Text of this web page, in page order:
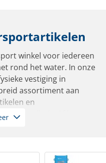
winkel voor iedereen
rond het water. In onze
vestiging in
assortiment aan
en
kwaliteit. Of je nu
op voorraad leverbaar